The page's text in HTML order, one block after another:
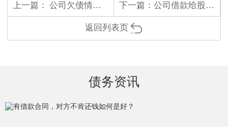
上一篇：公司欠债情况下，退股股东是否担责任 下一篇： 公司借款给股东是不是必须收利息
返回列表页
债务资讯